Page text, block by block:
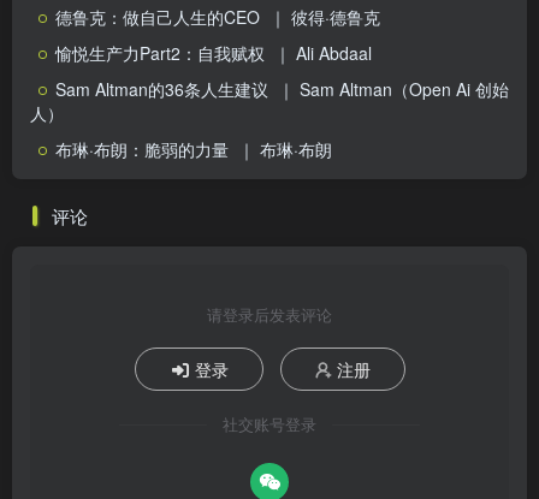
德鲁克：做自己人生的CEO ｜ 彼得·德鲁克
愉悦生产力Part2：自我赋权 ｜ Ali Abdaal
Sam Altman的36条人生建议 ｜ Sam Altman（Open Ai 创始
人）
布琳·布朗：脆弱的力量 ｜ 布琳·布朗
评论
请登录后发表评论
登录 注册
社交账号登录